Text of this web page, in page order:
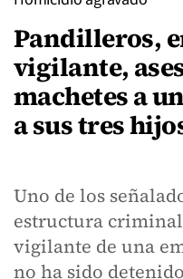
Pandilleros,
vigilante,
machetes a
a sus tres
Uno de los
estructura
vigilante de una
no ha sido